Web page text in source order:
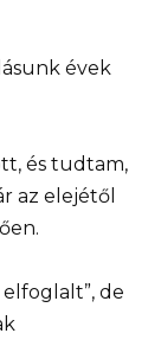
évek
és tudtam,
az elejétől
de